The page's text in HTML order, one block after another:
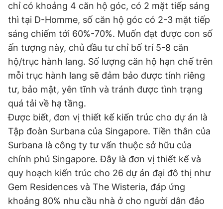
chỉ có khoảng 4 căn hộ góc, có 2 mặt tiếp sáng
thì tại D-Homme, số căn hộ góc có 2-3 mặt tiếp
sáng chiếm tới 60%-70%. Muốn đạt được con số
ấn tượng này, chủ đầu tư chỉ bố trí 5-8 căn
hộ/trục hành lang. Số lượng căn hộ hạn chế trên
mỗi trục hành lang sẽ đảm bảo được tính riêng
tư, bảo mật, yên tĩnh và tránh được tình trạng
quá tải về hạ tầng.
Được biết, đơn vị thiết kế kiến trúc cho dự án là
Tập đoàn Surbana của Singapore. Tiền thân của
Surbana là công ty tư vấn thuộc sở hữu của
chính phủ Singapore. Đây là đơn vị thiết kế và
quy hoạch kiến trúc cho 26 dự án đại đô thị như
Gem Residences và The Wisteria, đáp ứng
khoảng 80% nhu cầu nhà ở cho người dân đảo